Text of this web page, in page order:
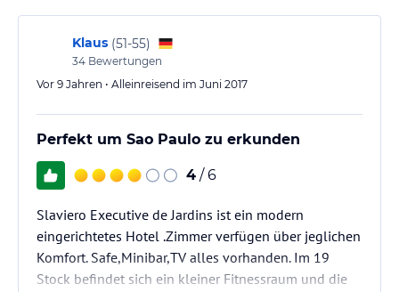
Klaus (51-55)
34 Bewertungen
Vor 9 Jahren • Alleinreisend im Juni 2017
Perfekt um Sao Paulo zu erkunden
4 / 6
Slaviero Executive de Jardins ist ein modern
eingerichtetes Hotel .Zimmer verfügen über jeglichen
Komfort. Safe,Minibar,TV alles vorhanden. Im 19
Stock befindet sich ein kleiner Fitnessraum und die